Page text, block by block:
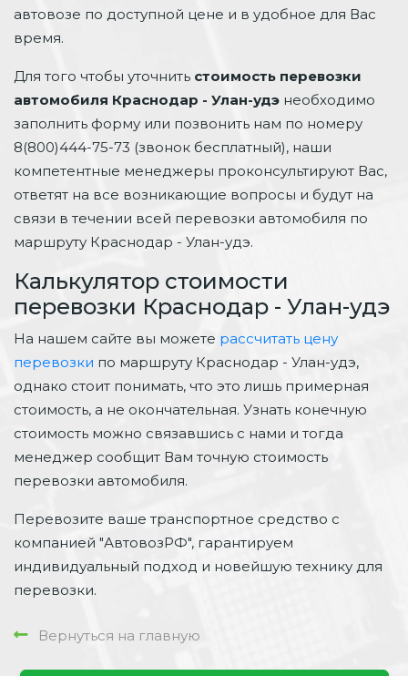
автовозе по доступной цене и в удобное для Вас
время.
Для того чтобы уточнить стоимость перевозки
автомобиля Краснодар - Улан-удэ необходимо
заполнить форму или позвонить нам по номеру
8(800)444-75-73 (звонок бесплатный), наши
компетентные менеджеры проконсультируют Вас,
ответят на все возникающие вопросы и будут на
связи в течении всей перевозки автомобиля по
маршруту Краснодар - Улан-удэ.
Калькулятор стоимости
перевозки Краснодар - Улан-удэ
На нашем сайте вы можете рассчитать цену
перевозки по маршруту Краснодар - Улан-удэ,
однако стоит понимать, что это лишь примерная
стоимость, а не окончательная. Узнать конечную
стоимость можно связавшись с нами и тогда
менеджер сообщит Вам точную стоимость
перевозки автомобиля.
Перевозите ваше транспортное средство с
компанией "АвтовозРФ", гарантируем
индивидуальный подход и новейшую технику для
перевозки.
Вернуться на главную